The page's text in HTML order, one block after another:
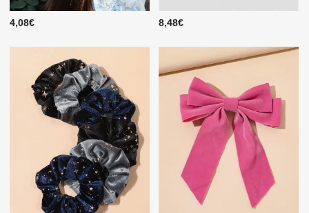
4,08€ 8,48€